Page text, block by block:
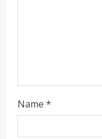
Name *